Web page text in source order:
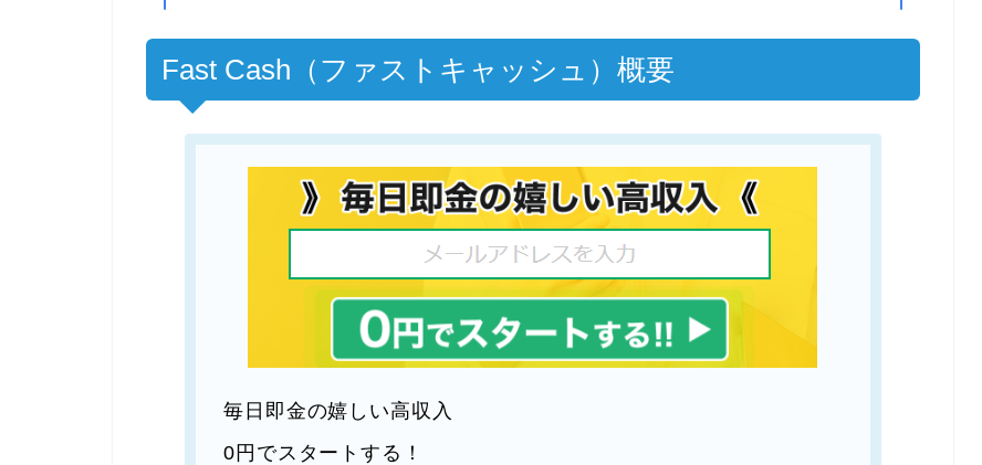
Fast Cash（ファストキャッシュ）概要
毎日即金の嬉しい高収入
0円でスタートする！